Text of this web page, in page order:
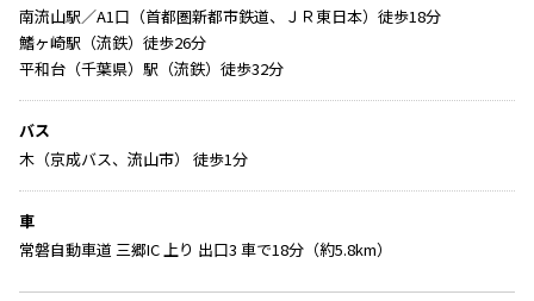
南流山駅／A1口（首都圏新都市鉄道、ＪＲ東日本）徒歩18分
鰭ヶ崎駅（流鉄）徒歩26分
平和台（千葉県）駅（流鉄）徒歩32分
バス
木（京成バス、流山市） 徒歩1分
車
常磐自動車道 三郷IC 上り 出口3 車で18分（約5.8km）